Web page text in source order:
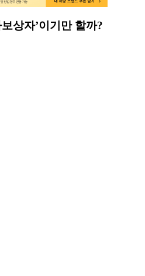
상자’이기만 할까?